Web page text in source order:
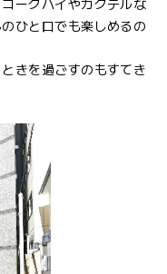
ークハイやカクテルな
ひと口でも楽しめるの
きを過ごすのもすてき